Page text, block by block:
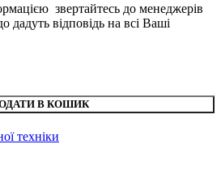
звертайтесь до менеджерів
дадуть відповідь на всі Ваші
В КОШИК
техніки